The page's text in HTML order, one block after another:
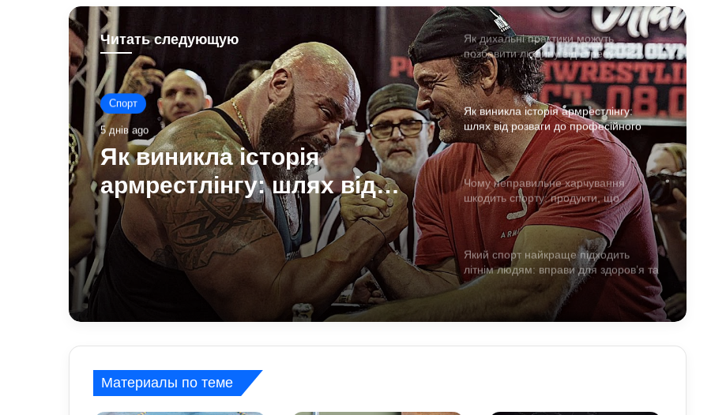
Читать следующую
Спорт
5 днів ago
Як виникла історія
армрестлінгу: шлях від
розваги до професійного
спорту
Як дихальні практики можуть
позбавити людину від стресу:
пояснення експертів
Як виникла історія армрестлінгу:
шлях від розваги до професійного
спорту
Чому неправильне харчування
шкодить спорту: продукти, що
знижують ефективність тренувань
Який спорт найкраще підходить
літнім людям: вправи для здоров’я та
довголіття
Материалы по теме